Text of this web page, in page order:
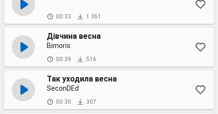
00:33 1 361
Дівчина весна
Bimoris
00:39 516
Так уходила весна
SeconDEd
00:30 307